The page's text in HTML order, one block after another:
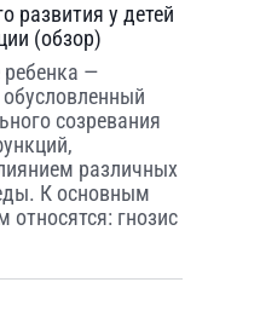
развития у детей
(обзор)
ребенка —
созревания
различных
К основным
относятся: гнозис